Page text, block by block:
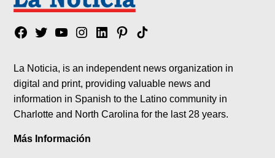
Facebook
TwitterYouTubeInstagram
LinkedinPinterest
Tik
La Noticia, is an independent news organization in
digital and print, providing valuable news and
information in Spanish to the Latino community in
Charlotte and North Carolina for the last 28 years.
Más Información